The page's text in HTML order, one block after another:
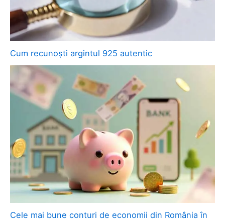
Cum recunoști argintul 925 autentic
Cele mai bune conturi de economii din România în